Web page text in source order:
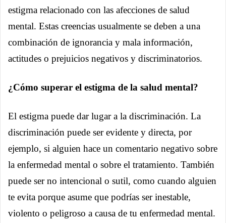
estigma relacionado con las afecciones de salud
mental. Estas creencias usualmente se deben a una
combinación de ignorancia y mala información,
actitudes o prejuicios negativos y discriminatorios.
¿Cómo superar el estigma de la salud mental?
El estigma puede dar lugar a la discriminación. La
discriminación puede ser evidente y directa, por
ejemplo, si alguien hace un comentario negativo sobre
la enfermedad mental o sobre el tratamiento. También
puede ser no intencional o sutil, como cuando alguien
te evita porque asume que podrías ser inestable,
violento o peligroso a causa de tu enfermedad mental.